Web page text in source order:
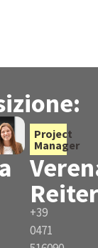
Project
Manager
+39
0471